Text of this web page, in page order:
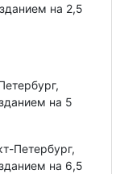
на 2,5
на 5
Петербург,
на 6,5